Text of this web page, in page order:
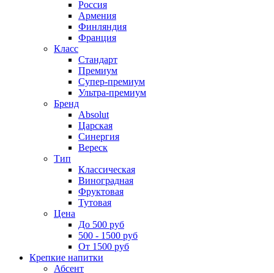
Россия
Армения
Финляндия
Франция
Класс
Стандарт
Премиум
Супер-премиум
Ультра-премиум
Бренд
Absolut
Царская
Синергия
Вереск
Тип
Классическая
Виноградная
Фруктовая
Тутовая
Цена
До 500 руб
500 - 1500 руб
От 1500 руб
Крепкие напитки
Абсент